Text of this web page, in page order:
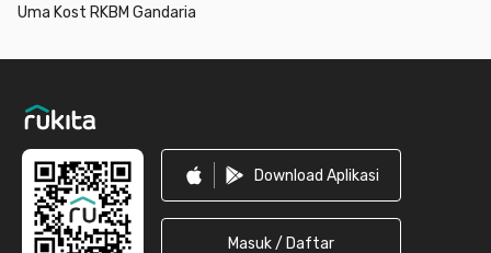
Uma Kost RKBM Gandaria
Download Aplikasi
Masuk / Daftar